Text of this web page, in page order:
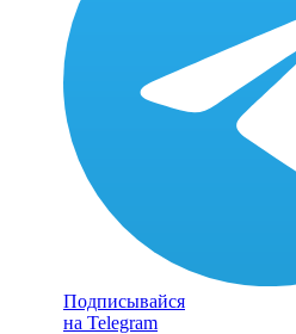
Подписывайся
на Telegram